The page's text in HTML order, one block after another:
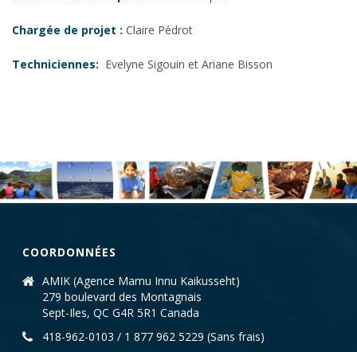
Chargée de projet : Claire Pédrot
Techniciennes: Evelyne Sigouin et Ariane Bisson
COORDONNÉES
AMIK (Agence Mamu Innu Kaikusseht)
279 boulevard des Montagnais
Sept-Iles, QC G4R 5R1 Canada
418-962-0103 / 1 877 962 5229 (Sans frais)